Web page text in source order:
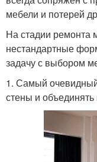
мебели и потерей
На стадии ремонта
нестандартные
задачу с выбором
1. Самый
стены и